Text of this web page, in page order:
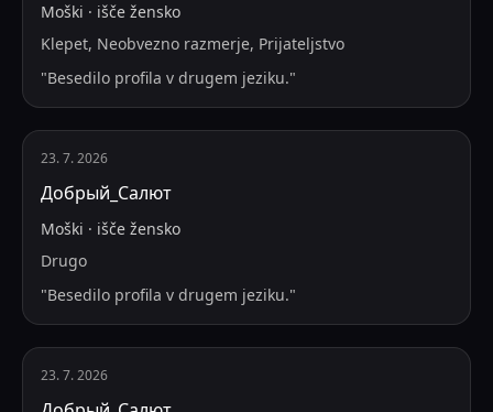
Moški · išče žensko
Klepet, Neobvezno razmerje, Prijateljstvo
"Besedilo profila v drugem jeziku."
23. 7. 2026
Добрый_Салют
Moški · išče žensko
Drugo
"Besedilo profila v drugem jeziku."
23. 7. 2026